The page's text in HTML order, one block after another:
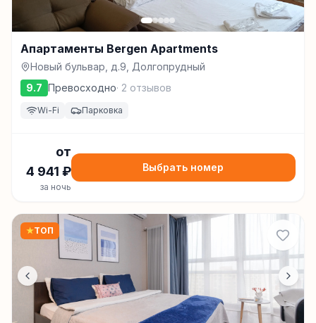
Апартаменты Bergen Apartments
Новый бульвар, д.9, Долгопрудный
9.7 Превосходно· 2 отзывов
Wi-Fi Парковка
от
4 941 ₽
за ночь
Выбрать номер
★ТОП